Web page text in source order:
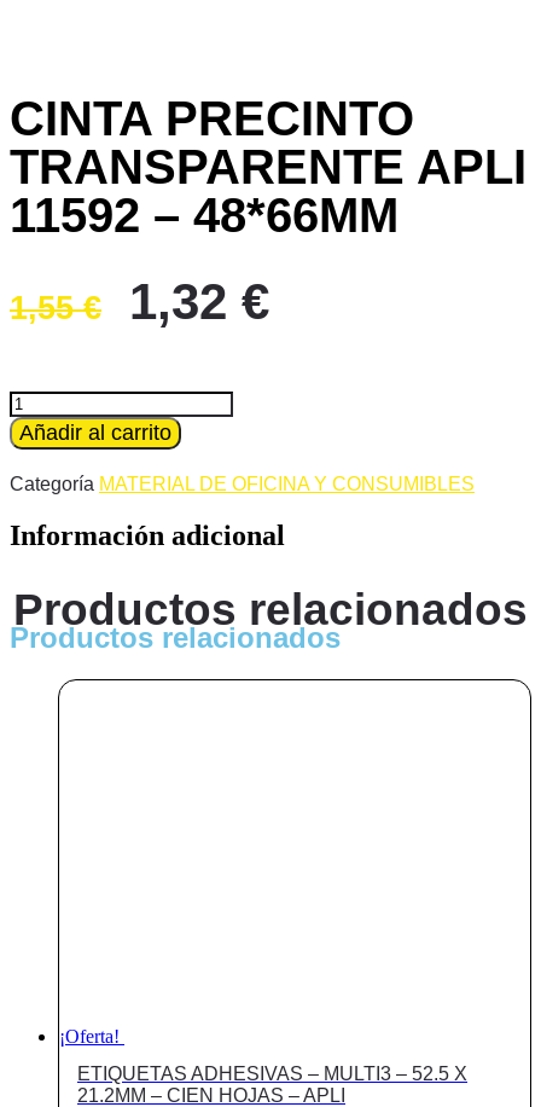
CINTA PRECINTO
TRANSPARENTE APLI
11592 – 48*66MM
1,55€
El
precio
era:
1,55 €.
1,32 €El
CINTA
PRECINTO
TRANSPARENTE
11592
48*66MM
Añadir al carrito
Categoría MATERIAL DE OFICINA Y CONSUMIBLES
Información adicional
Productos relacionados
Productos relacionados
¡Oferta!
ETIQUETAS ADHESIVAS – MULTI3 – 52.5 X
21.2MM – CIEN HOJAS – APLI